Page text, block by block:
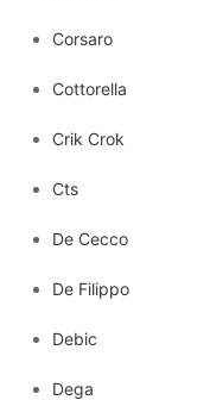
Corsaro
Cottorella
Crik Crok
Cts
De Cecco
De Filippo
Debic
Dega